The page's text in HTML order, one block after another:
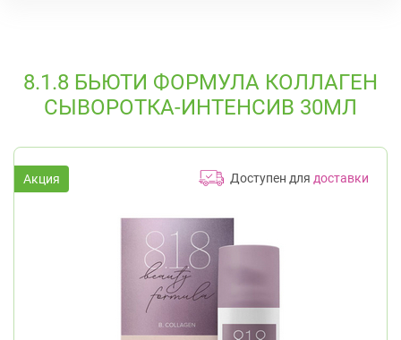
8.1.8 БЬЮТИ ФОРМУЛА КОЛЛАГЕН
СЫВОРОТКА-ИНТЕНСИВ 30МЛ
Доступен для доставки